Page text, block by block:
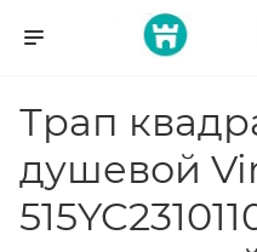
Трап
душевой